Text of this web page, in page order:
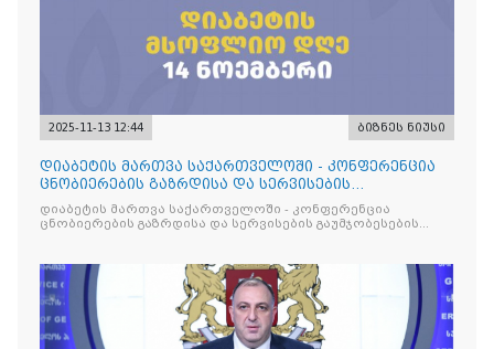
2025-11-13 12:44 ბიზნეს ნიუსი
დიაბეტის მართვა საქართველოში - კონფერენცია
ცნობიერების გაზრდისა და სერვისების
გაუმჯობესების მიზნით
დიაბეტის მართვა საქართველოში - კონფერენცია
ცნობიერების გაზრდისა და სერვისების გაუმჯობესების